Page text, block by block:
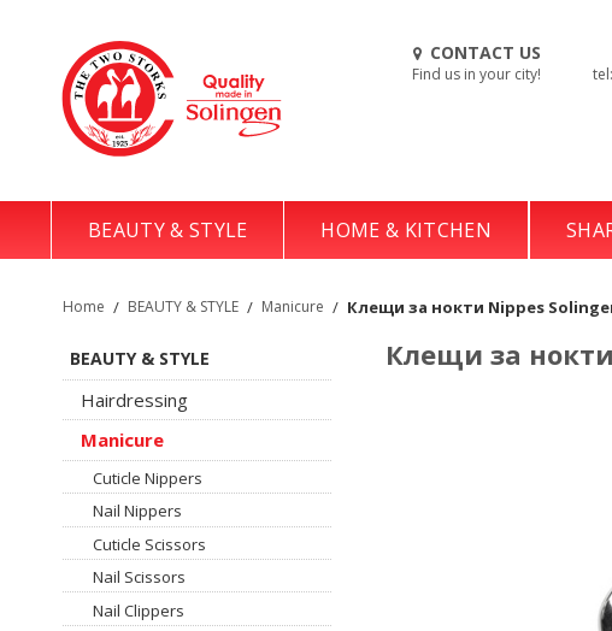
CONTACT US
Find us in your city!
BEAUTY & STYLE HOME & KITCHEN
Home / BEAUTY & STYLE / Manicure / Клещи за нокти Nippes
Клещи за
BEAUTY & STYLE
Hairdressing
Manicure
Cuticle Nippers
Nail Nippers
Cuticle Scissors
Nail Scissors
Nail Clippers